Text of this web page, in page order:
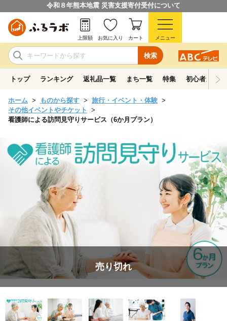
令和８年熊本地震 災害支援寄付受付について
検索
上限額 お気に入り カート メニュー
トップ ランキング 返礼品一覧 まち一覧 特集 初心者ガイド
ホーム ものから探す
旅行・イベント・体験
その他イベントやチケット
看護師による訪問見守りサービス（6か月プラン）
売り切れ